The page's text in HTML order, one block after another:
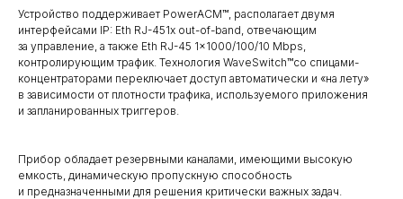
Устройство поддерживает PowerACM™, располагает двумя
интерфейсами IP: Eth RJ-451x out-of-band, отвечающим
за управление, а также Eth RJ-45 1×1000/100/10 Mbps,
контролирующим трафик. Технология WaveSwitch™со спицами-
концентраторами переключает доступ автоматически и «на лету»
в зависимости от плотности трафика, используемого приложения
и запланированных триггеров.
Прибор обладает резервными каналами, имеющими высокую
емкость, динамическую пропускную способность
и предназначенными для решения критически важных задач.